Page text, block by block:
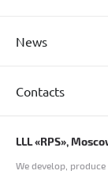
News
Contacts
LLL «RPS»,
We develop,